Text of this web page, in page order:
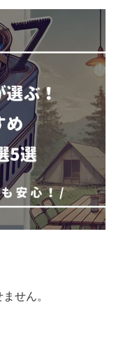
せん。